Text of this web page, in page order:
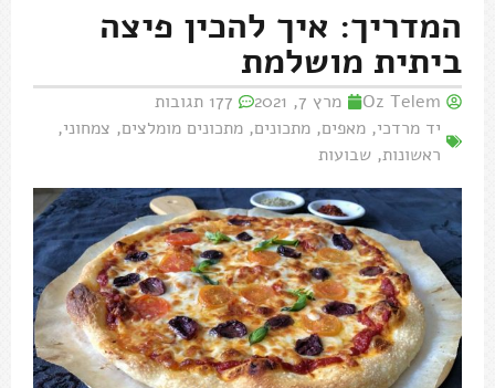
המדריך: איך להכין פיצה
ביתית מושלמת
Oz Telem מרץ 7, 2021
177 תגובות
יד מרדכי, מאפים, מתכונים, מתכונים מומלצים, צמחוני,
ראשונות, שבועות